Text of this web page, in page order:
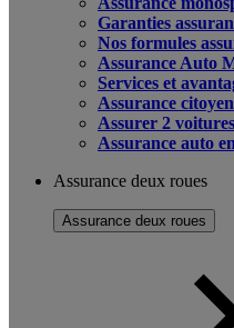
Garanties
Nos formules
Assurance Auto
Services et
Assurance
Assurer 2 voitures
Assurance auto
Assurance deux roues
Assurance deux roues